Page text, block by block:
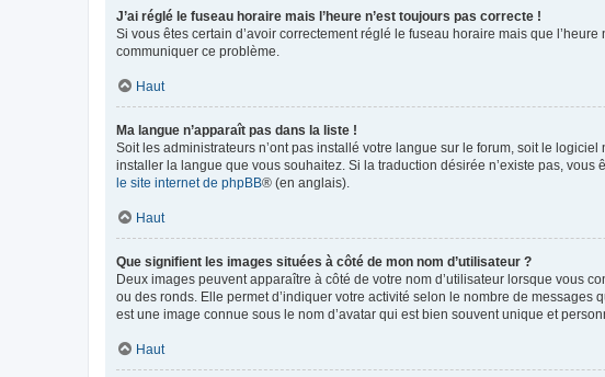
J’ai réglé le fuseau horaire mais l’heure n’est toujours pas correcte !
Si vous êtes certain d’avoir correctement réglé le fuseau horaire mais que
communiquer ce problème.
Haut
Ma langue n’apparaît pas dans la liste !
Soit les administrateurs n’ont pas installé votre langue sur le forum, soit le
installer la langue que vous souhaitez. Si la traduction désirée n’existe pas,
le site internet de phpBB® (en anglais).
Haut
Que signifient les images situées à côté de mon nom d’utilisateur ?
Deux images peuvent apparaître à côté de votre nom d’utilisateur lorsque vous
ou des ronds. Elle permet d’indiquer votre activité selon le nombre de messages
est une image connue sous le nom d’avatar qui est bien souvent unique et
Haut